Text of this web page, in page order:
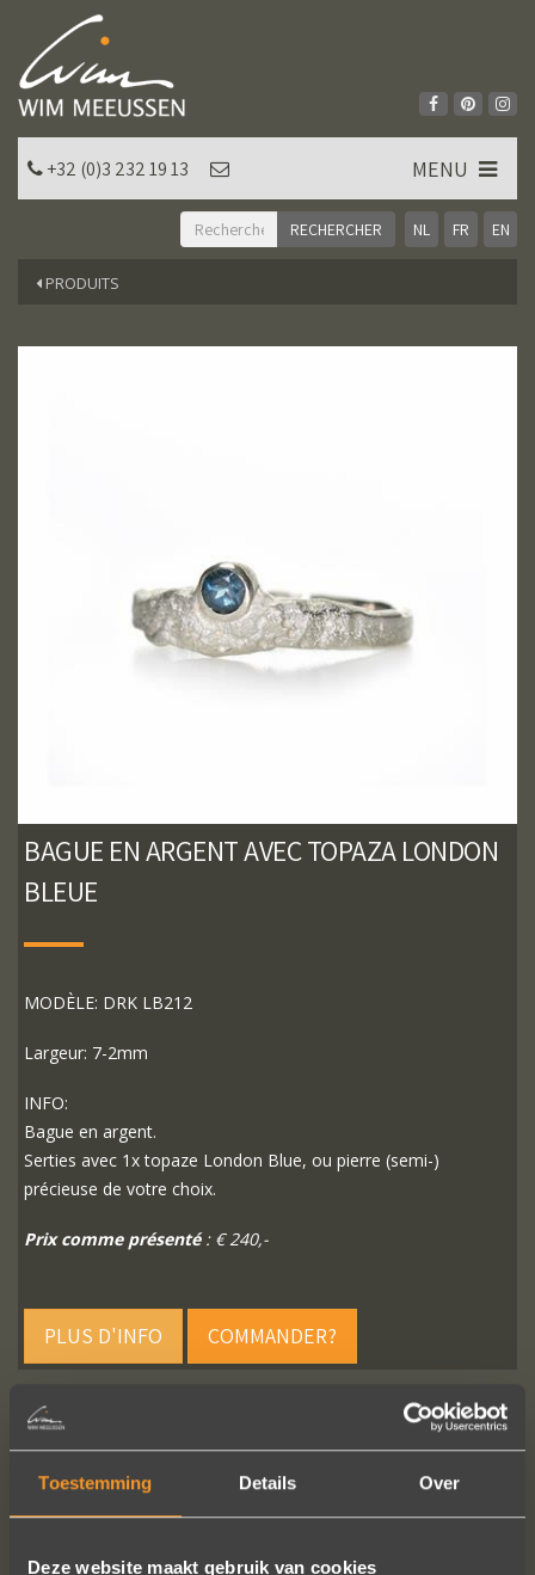
Toestemming Details Over
Deze website maakt gebruik van cookies
NL FR EN
+32 (0)3 232 19 13 MENU
PRODUITS
BAGUE EN ARGENT AVEC TOPAZA LONDON
BLEUE
MODÈLE: DRK LB212
Largeur: 7-2mm
INFO:
Bague en argent.
Serties avec 1x topaze London Blue, ou pierre (semi-)
précieuse de votre choix.
Prix comme présenté: € 240,-
PLUS D'INFO COMMANDER?
SUIVEZ-NOUS SUR LES MÉDIAS SOCIAUX